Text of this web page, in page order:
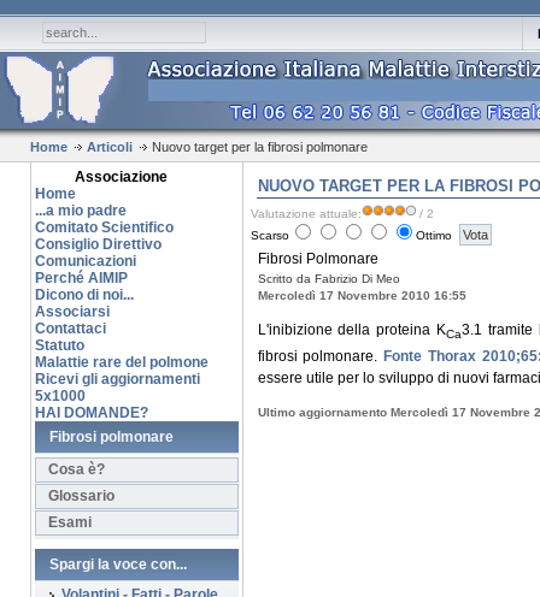
Home Articoli Nuovo target per la fibrosi polmonare
Associazione
Home
...a mio padre
Comitato Scientifico
Consiglio Direttivo
Comunicazioni
Perché AIMIP
Dicono di noi...
Associarsi
Contattaci
Statuto
Malattie rare del polmone
Ricevi gli aggiornamenti
5x1000
HAI DOMANDE?
Fibrosi polmonare
Cosa è?
Glossario
Esami
Spargi la voce con...
NUOVO TARGET PER LA FIBROSI
Valutazione attuale:
/ 2
Scarso
Ottimo
Fibrosi Polmonare
Scritto da Fabrizio Di Meo
Mercoledì 17 Novembre 2010 16:55
L'inibizione della proteina KCa3.1
fibrosi polmonare. Fonte Thorax
essere utile per lo sviluppo di nuovi
Ultimo aggiornamento Mercoledì 17 Novembre